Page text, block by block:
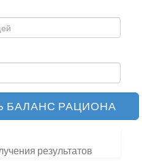
БАЛАНС РАЦИОНА
результатов